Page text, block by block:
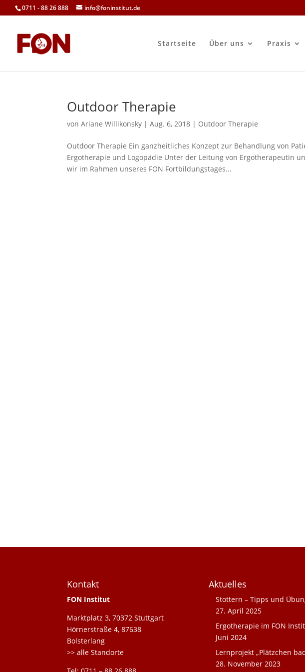
0711 - 88 26 888 info@foninstitut.de
Startseite Über uns Praxis
Outdoor Therapie
vonAriane Willikonsky |Aug. 6, 2018 | Outdoor Therapie
Outdoor Therapie Ein ganzheitliches Konzept zur Behandlung von
Ergotherapie und Logopädie Unter der Leitung von Ergotherapeutin
wir im Rahmen unseres FON Fortbildungstages...
Kontakt
FON Institut
Marktplatz 3, 70372 Stuttgart
Hörnerstraße 4, 87638
Bolsterlang
>> alle Standorte
Aktuelles
Stottern – Tipps und
27. April 2025
Ergotherapie im FON
Juni 2024
Lernprojekt „Plätzchen
28. November 2023